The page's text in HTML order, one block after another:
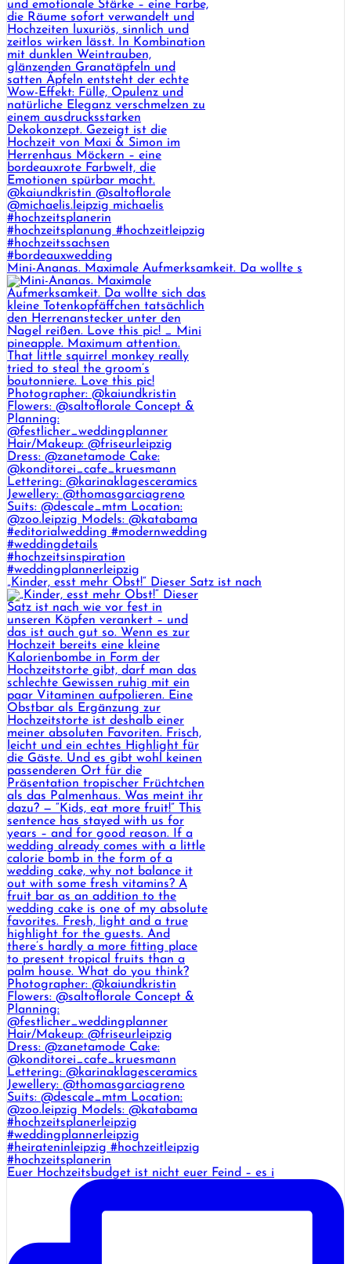
Mini-Ananas. Maximale Aufmerksamkeit. Da wollte s
„Kinder, esst mehr Obst!“ Dieser Satz ist nach
Euer Hochzeitsbudget ist nicht euer Feind – es i